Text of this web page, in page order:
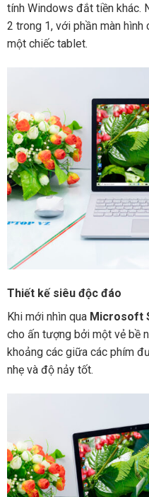
tính Windows đắt tiền khác.
2 trong 1, với phần màn
một chiếc tablet.
Thiết kế siêu độc đáo
Khi mới nhìn qua Microsoft
cho ấn tượng bởi một vẻ bề
khoảng các giữa các phím
nhẹ và độ nảy tốt.